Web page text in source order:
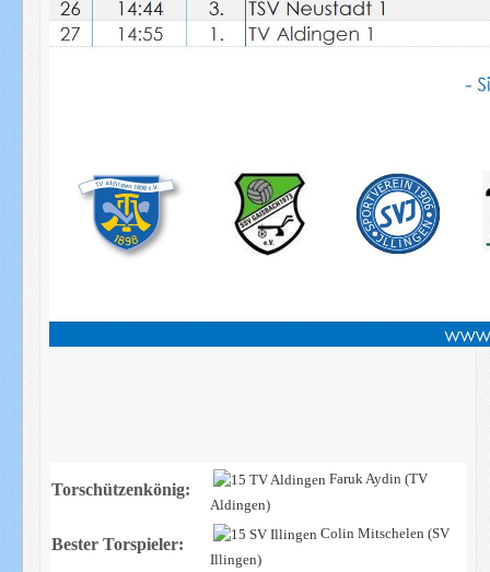
Torschützenkönig:
Faruk Aydin (TV
Aldingen)
Bester Torspieler:
Colin Mitschelen (SV
Illingen)